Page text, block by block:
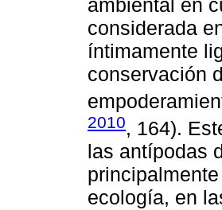
ambiental en
considerada
íntimamente
conservación
2010, 164).
las antípodas
ecología, en